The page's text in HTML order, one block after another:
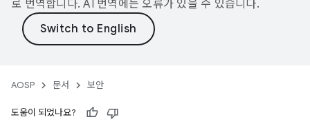
로 번역합니다. AI 번역에는 오류가 있을 수 있습니다.
AOSP 문서 보안
도움이 되었나요?